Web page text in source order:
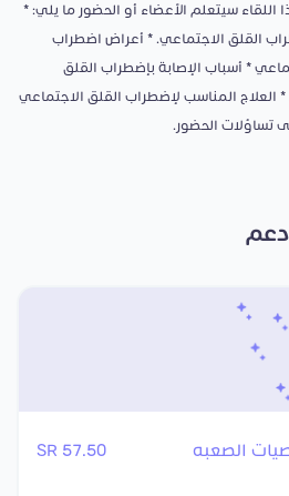
اللقاء سيتعلم الأعضاء أو الحضور ما يلي: *
القلق الاجتماعي. * أعراض اضطراب
* أسباب الإصابة بإضطراب القلق
العلاج المناسب لإضطراب القلق الاجتماعي
تساؤلات الحضور.
دعم
الصعبه 57.50 SR